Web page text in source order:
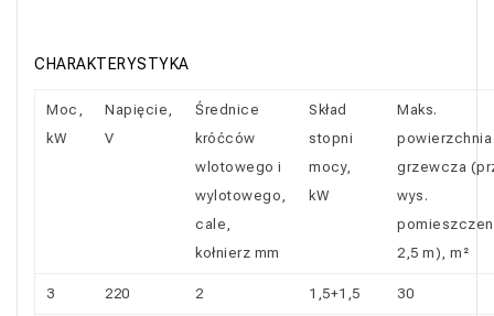
CHARAKTERYSTYKA
Moc,
kW
Napięcie,
V
Średnice
króćców
wlotowego i
wylotowego,
cale,
kołnierz mm
Skład
stopni
mocy,
kW
Maks.
powierzchnia
grzewcza
wys.
2,5 m), m²
3 220 2 1,5+1,5 30